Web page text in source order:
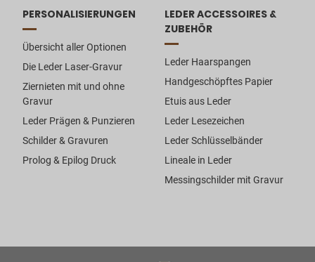
PERSONALISIERUNGEN
Übersicht aller Optionen
Die Leder Laser-Gravur
Ziernieten mit und ohne
Gravur
Leder Prägen & Punzieren
Schilder & Gravuren
Prolog & Epilog Druck
LEDER ACCESSOIRES &
ZUBEHÖR
Leder Haarspangen
Handgeschöpftes Papier
Etuis aus Leder
Leder Lesezeichen
Leder Schlüsselbänder
Lineale in Leder
Messingschilder mit Gravur